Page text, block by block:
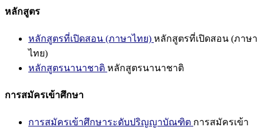
หลักสูตร
หลักสูตรที่เปิดสอน (ภาษาไทย) หลักสูตรที่เปิดสอน (ภาษา
ไทย)
หลักสูตรนานาชาติ หลักสูตรนานาชาติ
การสมัครเข้าศึกษา
การสมัครเข้าศึกษาระดับปริญญาบัณฑิต การสมัครเข้า